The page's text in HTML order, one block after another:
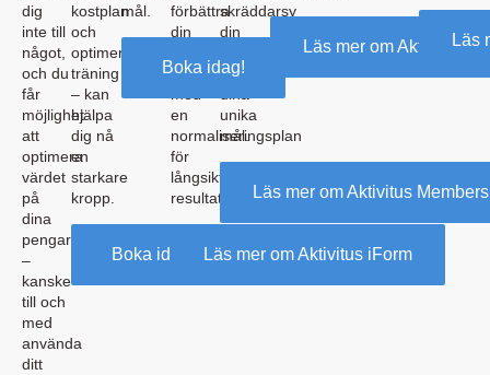
dig
inte till
något,
och du
får
möjlighet
att
optimera
värdet
på
dina
pengar
–
kanske
till och
med
använda
ditt
kostplan
och
optimerad
träning
– kan
hjälpa
dig nå
en
starkare
kropp.
Boka idag!
mål.
Boka idag!
förbättra
din
allt
en
normaliseringsplan
för
långsiktiga
resultat.
Läs mer om Aktivitus iForm
skräddarsy
din
mot
unika
mål.
Läs mer om Aktivitus
Läs mer om AktivitusLäs